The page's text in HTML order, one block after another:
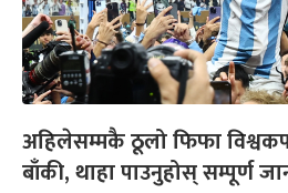
अहिलेसम्मकै ठूलो फिफा
बाँकी, थाहा पाउनुहोस् सम्पूर्ण